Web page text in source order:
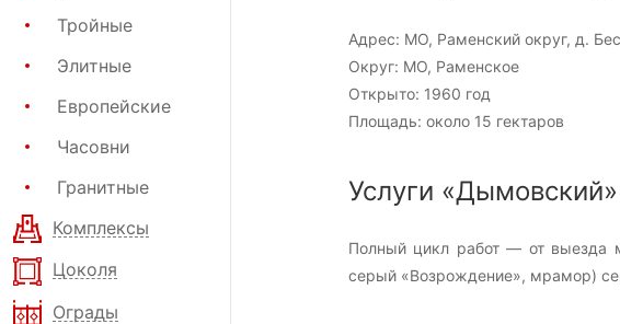
Тройные
Элитные
Европейские
Часовни
Гранитные
Комплексы
Цоколя
Ограды
Адрес: МО, Раменский округ, д.
Округ: МО, Раменское
Открыто: 1960 год
Площадь: около 15 гектаров
Услуги «Дымовский»
Полный цикл работ — от выезда
серый «Возрождение», мрамор)